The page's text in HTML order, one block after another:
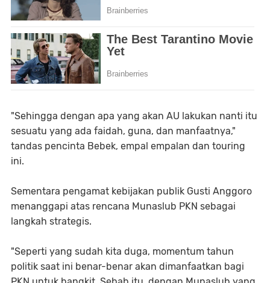
"Sehingga dengan apa yang akan AU lakukan nanti itu
sesuatu yang ada faidah, guna, dan manfaatnya,"
tandas pencinta Bebek, empal empalan dan touring
ini.
Sementara pengamat kebijakan publik Gusti Anggoro
menanggapi atas rencana Munaslub PKN sebagai
langkah strategis.
"Seperti yang sudah kita duga, momentum tahun
politik saat ini benar-benar akan dimanfaatkan bagi